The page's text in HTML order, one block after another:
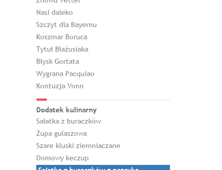
Nasi daleko
Szczyt dla Bayernu
Koszmar Boruca
Tytuł Błażusiaka
Błysk Gortata
Wygrana Pacquiao
Kontuzja Vonn
Dodatek kulinarny
Sałatka z buraczków
Zupa gulaszowa
Szare kluski ziemniaczane
Domowy keczup